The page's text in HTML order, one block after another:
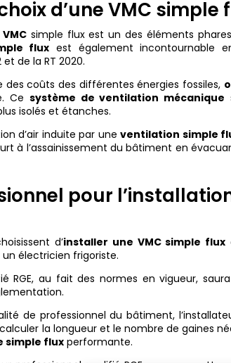
d’une VMC
simple flux est un des éléments
flux est également incontournable
et de la RT 2020.
des coûts des différentes énergies fossiles,
Ce système de ventilation mécanique
isolés et étanches.
d’air induite par uneventilation simple
à l’assainissement du bâtiment en
pour
d’installer une VMC simple flux
un électricien frigoriste.
RGE, au fait des normes en vigueur, saura
de professionnel du bâtiment,
la longueur et le nombre de gaines
simple flux performante.